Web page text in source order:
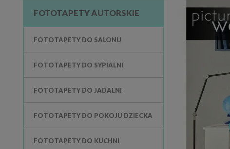
FOTOTAPETY AUTORSKIE
FOTOTAPETY DO SALONU
FOTOTAPETY DO SYPIALNI
FOTOTAPETY DO JADALNI
FOTOTAPETY DO POKOJU DZIECKA
FOTOTAPETY DO KUCHNI